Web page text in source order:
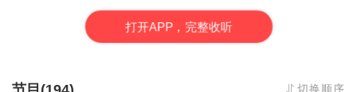
打开APP，完整收听
切换顺序